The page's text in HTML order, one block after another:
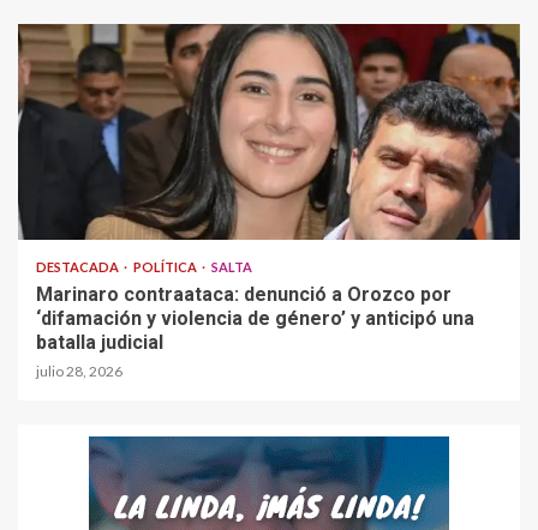
DESTACADA POLÍTICA SALTA
Marinaro contraataca: denunció a Orozco por
‘difamación y violencia de género’ y anticipó una
batalla judicial
julio 28, 2026